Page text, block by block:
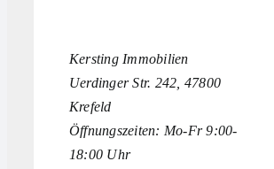
Kersting Immobilien
Uerdinger Str. 242, 47800
Krefeld
Öffnungszeiten: Mo-Fr 9:00-
18:00 Uhr